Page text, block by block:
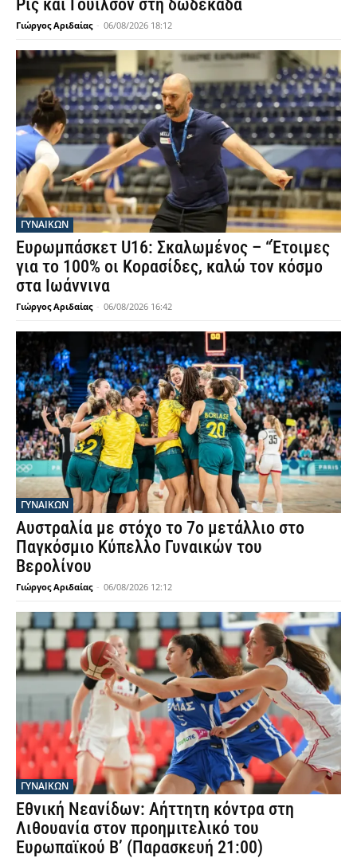
Ρις και Γουίλσον στη δωδεκάδα
Γιώργος Αριδαίας - 06/08/2026 18:12
ΓΥΝΑΙΚΩΝ
Ευρωμπάσκετ U16: Σκαλωμένος – “Έτοιμες
για το 100% οι Κορασίδες, καλώ τον κόσμο
στα Ιωάννινα
Γιώργος Αριδαίας - 06/08/2026 16:42
ΓΥΝΑΙΚΩΝ
Αυστραλία με στόχο το 7ο μετάλλιο στο
Παγκόσμιο Κύπελλο Γυναικών του
Βερολίνου
Γιώργος Αριδαίας - 06/08/2026 12:12
ΓΥΝΑΙΚΩΝ
Εθνική Νεανίδων: Αήττητη κόντρα στη
Λιθουανία στον προημιτελικό του
Ευρωπαϊκού Β’ (Παρασκευή 21:00)